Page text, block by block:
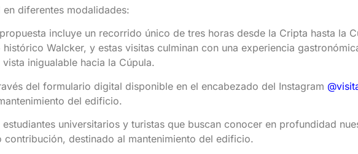
diferentes modalidades:
incluye un recorrido único de tres horas desde la Cripta hasta la
Walcker, y estas visitas culminan con una experiencia
inigualable hacia la Cúpula.
del formulario digital disponible en el encabezado del Instagram
del edificio.
estudiantes universitarios y turistas que buscan conocer en profundidad
destinado al mantenimiento del edificio.